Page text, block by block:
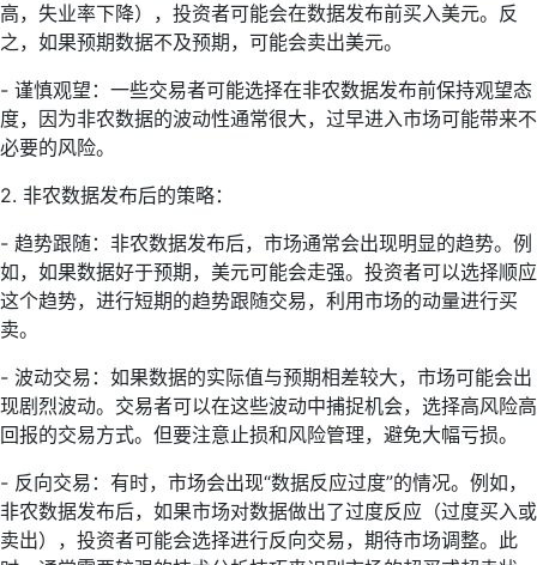
高，失业率下降），投资者可能会在数据发布前买入美元。反
之，如果预期数据不及预期，可能会卖出美元。
- 谨慎观望：一些交易者可能选择在非农数据发布前保持观望态
度，因为非农数据的波动性通常很大，过早进入市场可能带来不
必要的风险。
2. 非农数据发布后的策略：
- 趋势跟随：非农数据发布后，市场通常会出现明显的趋势。例
如，如果数据好于预期，美元可能会走强。投资者可以选择顺应
这个趋势，进行短期的趋势跟随交易，利用市场的动量进行买
卖。
- 波动交易：如果数据的实际值与预期相差较大，市场可能会出
现剧烈波动。交易者可以在这些波动中捕捉机会，选择高风险高
回报的交易方式。但要注意止损和风险管理，避免大幅亏损。
- 反向交易：有时，市场会出现“数据反应过度”的情况。例如，
非农数据发布后，如果市场对数据做出了过度反应（过度买入或
卖出），投资者可能会选择进行反向交易，期待市场调整。此